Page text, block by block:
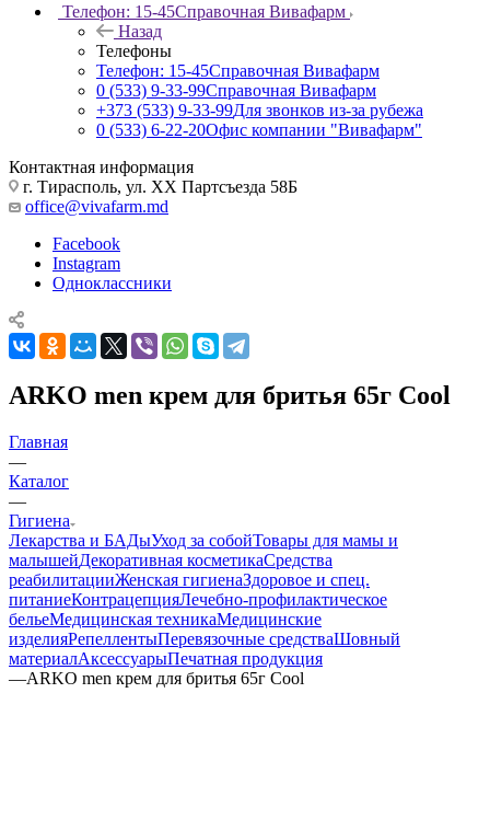
Телефон: 15-45Справочная Вивафарм
Назад
Телефоны
Телефон: 15-45Справочная Вивафарм
0 (533) 9-33-99Справочная Вивафарм
+373 (533) 9-33-99Для звонков из-за рубежа
0 (533) 6-22-20Офис компании "Вивафарм"
Контактная информация
г. Тирасполь, ул. ХХ Партсъезда 58Б
office@vivafarm.md
Facebook
Instagram
Одноклассники
ARKO men крем для бритья 65г Cool
Главная
—
Каталог
—
Гигиена
Лекарства и БАДыУход за собойТовары для мамы и
малышейДекоративная косметикаСредства
реабилитацииЖенская гигиенаЗдоровое и спец.
питаниеКонтрацепцияЛечебно-профилактическое
бельеМедицинская техникаМедицинские
изделияРепеллентыПеревязочные средстваШовный
материалАксессуарыПечатная продукция
—ARKO men крем для бритья 65г Cool